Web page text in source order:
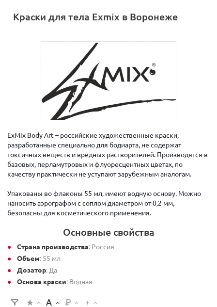
Краски для тела Exmix в Воронеже
ExMix Body Art – российские художественные краски,
разработанные специально для бодиарта, не содержат
токсичных веществ и вредных растворителей. Производятся в
базовых, перламутровых и флуоресцентных цветах, по
качеству практически не уступают зарубежным аналогам.
Упакованы во флаконы 55 мл, имеют водную основу. Можно
наносить аэрографом с соплом диаметром от 0,2 мм,
безопасны для косметического применения.
Основные свойства
Страна производства: Россия
Объем: 55 мл
Дозатор: Да
Основа краски: Водная